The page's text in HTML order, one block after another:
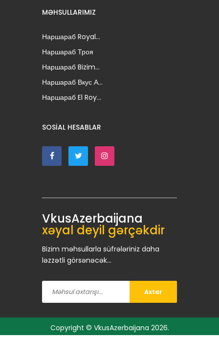
MƏHSULLARIMIZ
Наршараб Royal...
Наршараб Троя
Наршараб Bizim...
Наршараб Вкус А...
Наршараб El Roy...
SOSIAL HESABLAR
VkusAzerbaijana
xəyal deyil gərçəkdir
Bizim məhsullarla süfrələriniz daha
ləzzətli görsənəcək...
Axtar
Copyright © VkusAzerbaijana 2026.